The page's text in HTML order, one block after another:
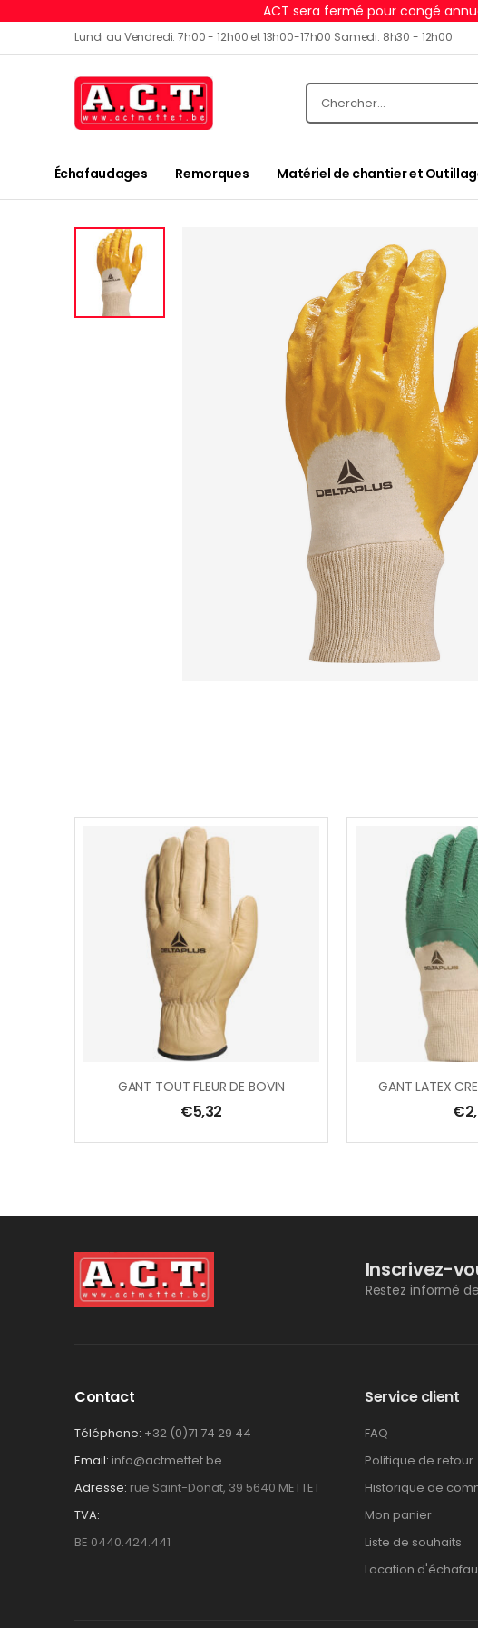
ACT sera fermé pour congé
Lundi au Vendredi: 7h00 - 12h00 et 13h00-17h00 Samedi: 8h30 - 12h00
Échafaudages Remorques Matériel de chantier et
GANT TOUT FLEUR DE BOVIN
€5,32 €
Inscrivez-
Restez informé
Contact
Téléphone: +32 (0)71 74 29 44
Email: info@actmettet.be
Adresse: rue Saint-Donat, 39 5640 METTET
TVA:
BE 0440.424.441
Service client
FAQ
Politique de retour
Historique de
Mon panier
Liste de souhaits
Location